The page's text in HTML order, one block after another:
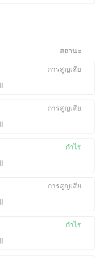
สถานะ
การสูญเสีย
การสูญเสีย
กำไร
การสูญเสีย
กำไร